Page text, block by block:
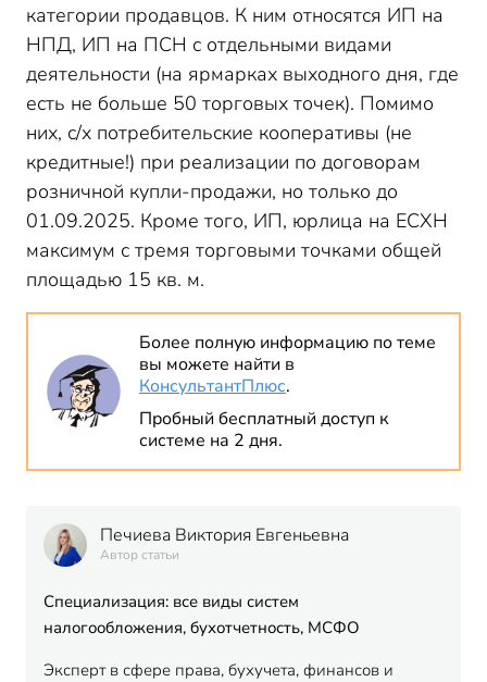
категории продавцов. К ним относятся ИП на
НПД, ИП на ПСН с отдельными видами
деятельности (на ярмарках выходного дня, где
есть не больше 50 торговых точек). Помимо
них, с/х потребительские кооперативы (не
кредитные!) при реализации по договорам
розничной купли-продажи, но только до
01.09.2025. Кроме того, ИП, юрлица на ЕСХН
максимум с тремя торговыми точками общей
площадью 15 кв. м.
Более полную информацию по теме
вы можете найти в
КонсультантПлюс.
Пробный бесплатный доступ к
системе на 2 дня.
Печиева Виктория Евгеньевна
Автор статьи
Специализация: все виды систем
налогообложения, бухотчетность, МСФО
Эксперт в сфере права, бухучета, финансов и